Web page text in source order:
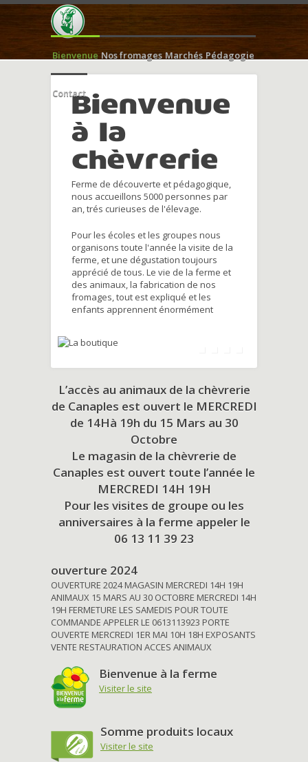
Bienvenue Nos fromages Marchés Pédagogie
ContactBienvenue
à la
chèvrerie
Ferme de découverte et pédagogique,
nous accueillons 5000 personnes par
an, trés curieuses de l'élevage.
Pour les écoles et les groupes nous
organisons toute l'année la visite de la
ferme, et une dégustation toujours
apprécié de tous. Le vie de la ferme et
des animaux, la fabrication de nos
fromages, tout est expliqué et les
enfants apprennent énormément
L’accès au animaux de la chèvrerie
de Canaples est ouvert le MERCREDI
de 14Hà 19h du 15 Mars au 30
Octobre
Le magasin de la chèvrerie de
Canaples est ouvert toute l’année le
MERCREDI 14H 19H
Pour les visites de groupe ou les
anniversaires à la ferme appeler le
06 13 11 39 23
ouverture 2024
OUVERTURE 2024 MAGASIN MERCREDI 14H 19H
ANIMAUX 15 MARS AU 30 OCTOBRE MERCREDI 14H
19H FERMETURE LES SAMEDIS POUR TOUTE
COMMANDE APPELER LE 0613113923 PORTE
OUVERTE MERCREDI 1ER MAI 10H 18H EXPOSANTS
VENTE RESTAURATION ACCES ANIMAUX
Bienvenue à la ferme
Visiter le site
Somme produits locaux
Visiter le site